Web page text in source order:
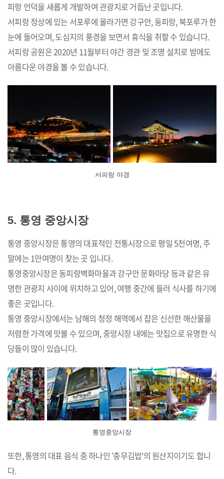
피랑 언덕을 새롭게 개발하여 관광지로 거듭난 곳입니다.
서피랑 정상에 있는 서포루에 올라가면 강구안, 동피랑, 북포루가 한
눈에 들어오며, 도심지의 풍경을 보면서 휴식을 취할 수 있습니다.
서피랑 공원은 2020년 11월부터 야간 경관 및 조명 설치로 밤에도
아름다운 야경을 볼 수 있습니다.
서피랑 야경
5. 통영 중앙시장
통영 중앙시장은 통영의 대표적인 전통시장으로 평일 5천여명, 주
말에는 1만여명이 찾는 곳 입니다.
통영중앙시장은 동피랑벽화마을과 강구안 문화마당 등과 같은 유
명한 관광지 사이에 위치하고 있어, 여행 중간에 들러 식사를 하기에
좋은 곳입니다.
통영 중앙시장에서는 남해의 청정 해역에서 잡은 신선한 해산물을
저렴한 가격에 맛볼 수 있으며, 중앙시장 내에는 맛집으로 유명한 식
당들이 많이 있습니다.
통영중앙시장
또한, 통영의 대표 음식 중 하나인 '충무김밥'의 원산지이기도 합니
다.